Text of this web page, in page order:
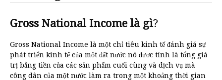
Gross National Income là gì?
Gross National Income là một chỉ tiêu kinh tế đánh giá sự
phát triển kinh tế của một đất nước nó được tính là tổng giá
trị bằng tiền của các sản phẩm cuối cùng và dịch vụ mà
công dân của một nước làm ra trong một khoảng thời gian